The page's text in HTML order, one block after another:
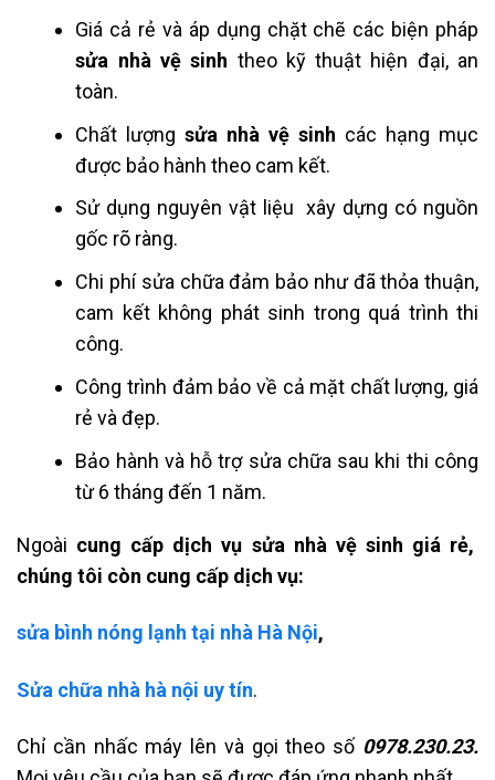
Giá cả rẻ và áp dụng chặt chẽ các biện pháp
sửa nhà vệ sinh theo kỹ thuật hiện đại, an
toàn.
Chất lượngsửa nhà vệ sinh các hạng mục
được bảo hành theo cam kết.
Sử dụng nguyên vật liệu xây dựng có nguồn
gốc rõ ràng.
Chi phí sửa chữa đảm bảo như đã thỏa thuận,
cam kết không phát sinh trong quá trình thi
công.
Công trình đảm bảo về cả mặt chất lượng, giá
rẻ và đẹp.
Bảo hành và hỗ trợ sửa chữa sau khi thi công
từ 6 tháng đến 1 năm.
Ngoài cung cấp dịch vụ sửa nhà vệ sinh giá rẻ,
chúng tôi còn cung cấp dịch vụ:
sửa bình nóng lạnh tại nhà Hà Nội,
Sửa chữa nhà hà nội uy tín.
Chỉ cần nhấc máy lên và gọi theo số 0978.230.23.